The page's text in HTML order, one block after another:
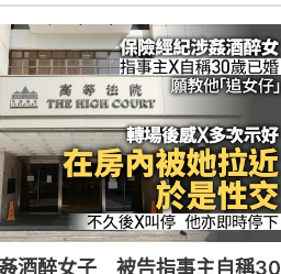
酒醉女子 被告指事主自稱30